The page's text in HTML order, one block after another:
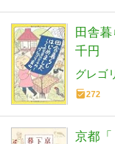
田舎
千円
グレゴ
272
京都「